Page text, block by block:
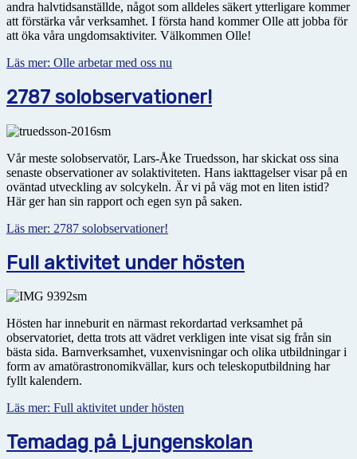
andra halvtidsanställde, något som alldeles säkert ytterligare kommer
att förstärka vår verksamhet. I första hand kommer Olle att jobba för
att öka våra ungdomsaktiviter. Välkommen Olle!
Läs mer: Olle arbetar med oss nu
2787 solobservationer!
Vår meste solobservatör, Lars-Åke Truedsson, har skickat oss sina
senaste observationer av solaktiviteten. Hans iakttagelser visar på en
oväntad utveckling av solcykeln. Är vi på väg mot en liten istid?
Här ger han sin rapport och egen syn på saken.
Läs mer: 2787 solobservationer!
Full aktivitet under hösten
Hösten har inneburit en närmast rekordartad verksamhet på
observatoriet, detta trots att vädret verkligen inte visat sig från sin
bästa sida. Barnverksamhet, vuxenvisningar och olika utbildningar i
form av amatörastronomikvällar, kurs och teleskoputbildning har
fyllt kalendern.
Läs mer: Full aktivitet under hösten
Temadag på Ljungenskolan